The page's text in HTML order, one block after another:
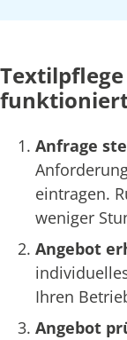
Anfrage
eintragen.
weniger
Angebot
Ihren
Angebot